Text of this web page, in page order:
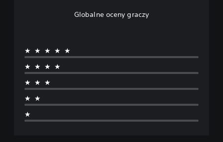
Globalne oceny graczy
★★★★★
★★★★
★★★
★★
★